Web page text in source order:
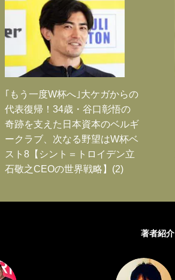
｢もう一度W杯へ｣大ケガからの
代表復帰！34歳・谷口彰悟の
奇跡を支えた日本資本のベルギ
ークラブ、次なる野望はW杯ベ
スト8【シント＝トロイデン立
石敬之CEOの世界戦略】(2)
著者紹介